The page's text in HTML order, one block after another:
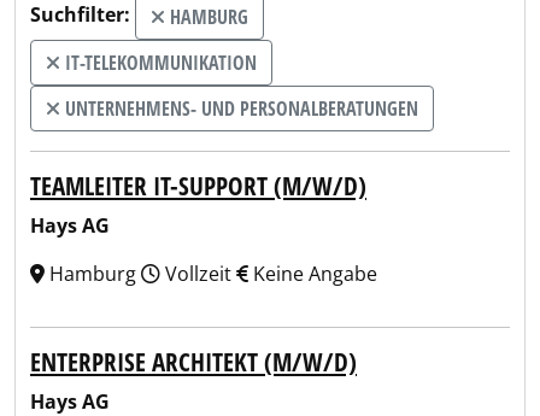
Suchfilter:
HAMBURG
IT-TELEKOMMUNIKATION
UNTERNEHMENS- UND PERSONALBERATUNGEN
TEAMLEITER IT-SUPPORT (M/W/D)
Hays AG
Hamburg
Vollzeit Keine Angabe
ENTERPRISE ARCHITEKT (M/W/D)
Hays AG